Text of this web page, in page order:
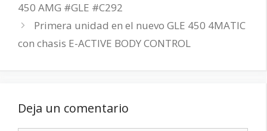
450 AMG #GLE #C292
Primera unidad en el nuevo GLE 450 4MATIC
con chasis E-ACTIVE BODY CONTROL
Deja un comentario